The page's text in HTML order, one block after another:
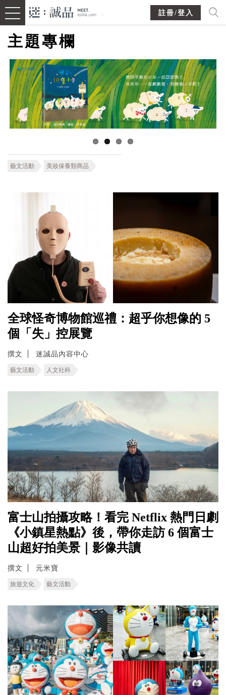
註冊/登入
主題專欄
藝文活動 美妝保養類商品
全球怪奇博物館巡禮：超乎你想像的 5
個「失」控展覽
撰文 迷誠品內容中心
藝文活動 人文社科
富士山拍攝攻略！看完 Netflix 熱門日劇
《小鎮星熱點》後，帶你走訪 6 個富士
山超好拍美景｜影像共讀
撰文 元米寶
旅遊文化 藝文活動